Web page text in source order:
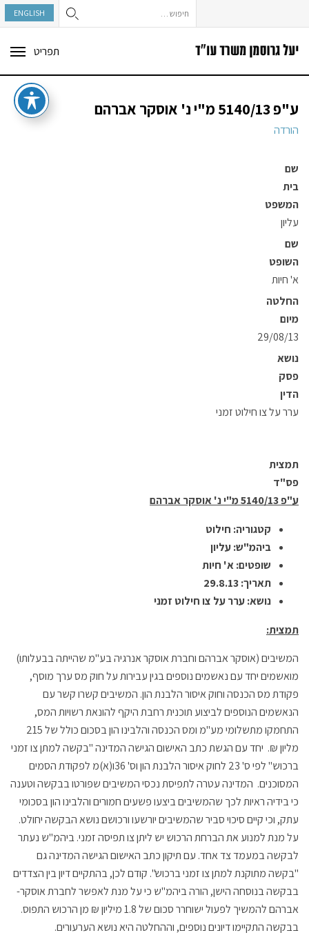
ENGLISH
תפריט
ע"פ 5140/13 מ"י נ' אוסקר אברהם
הורדה
שם
בית
המשפט
עליון
שם
השופט
א' חיות
החלטה
מיום
29/08/13
נושא
פסק
הדין
ערר על צו חילוט זמני
תמצית
פס"ד
ע"פ 5140/13 מ"י נ' אוסקר אברהם
קטגוריה: חילוט
ביהמ"ש: עליון
שופטים: א' חיות
תאריך: 29.8.13
נושא: ערר על צו חילוט זמני
תמצית:
המשיבים (אוסקר אברהם וחברת אוסקר אנרגיה בע"מ שהייתה בבעלותו)
מואשמים יחד עם נאשמים נוספים בגין עבירות על חוק מס ערך מוסף,
פקודת מס הכנסה וחוק איסור הלבנת הון. המשיבים קשרו קשר עם
הנאשמים הנוספים לביצוע תוכנית רחבת היקף להונאת רשויות המס,
התחמקו מתשלומי מע"מ ומס הכנסה והלבינו הון בסכום כולל של 215
מליון ₪. יחד עם הגשת כתב האישום הגישה המדינה "בקשה למתן צו זמני
ברכוש" לפי ס' 23 לחוק איסור הלבנת הון וס' 36ו(א)מ לפקודת הסמים
המסוכנים. המדינה עטרה לתפיסת נכסי המשיבים שפורטו בבקשה וטענה
כי בידיה ראיות לכך שהמשיבים ביצעו פשעים חמורים והלבינו הון בסכומי
עתק, וכי קיים סיכוי סביר שהמשיבים יורשעו ורכושם נושא הבקשה יחולט.
על מנת למנוע את הברחת הרכוש יש ליתן צו תפיסה זמני. ביהמ"ש נעתר
לבקשה במעמד צד אחד. עם תיקון כתב האישום הגישה המדינה גם
"בקשה מתוקנת למתן צו זמני ברכוש". קודם לכן, בהתקיים דיון בין הצדדים
בבקשה בנוסחה הישן, הורה ביהמ"ש כי על מנת לאפשר לחברת אוסקר-
אברהם להמשיך לפעול ישוחרר סכום של 1.8 מיליון ₪ מן הרכוש התפוס.
בבקשה התקיימו דיונים נוספים, וההחלטה היא נושא הערעורים.